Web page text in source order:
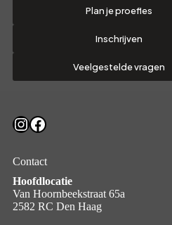
Plan je proefles
Inschrijven
Veelgestelde vragen
Instagram
Facebook
Contact
Hoofdlocatie
Van Hoornbeekstraat 65a
2582 RC Den Haag